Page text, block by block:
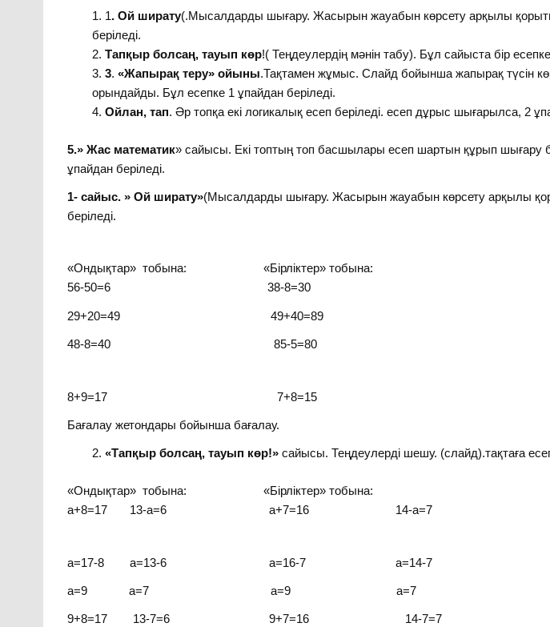
1. Ой ширату(.Мысалдарды шығару. Жасырын жауабын көрсету арқылы
беріледі.
Тапқыр болсаң, тауып көр!( Теңдеулердің мәнін табу). Бұл сайыста бір
3. «Жапырақ теру» ойыны.Тақтамен жұмыс. Слайд бойынша жапырақ түсін
орындайды. Бұл есепке 1 ұпайдан беріледі.
Ойлан, тап. Әр топқа екі логикалық есеп беріледі. есеп дұрыс шығарылса, 2
5.» Жас математик» сайысы. Екі топтың топ басшылары есеп шартын құрып шығару
ұпайдан беріледі.
1- сайыс. » Ой ширату»(Мысалдарды шығару. Жасырын жауабын көрсету арқылы
беріледі.
«Ондықтар» тобына: «Бірліктер» тобына:
56-50=6 38-8=30
29+20=49 49+40=89
48-8=40 85-5=80
8+9=17 7+8=15
Бағалау жетондары бойынша бағалау.
«Тапқыр болсаң, тауып көр!»сайысы. Теңдеулерді шешу. (слайд).тақтаға
«Ондықтар» тобына: «Бірліктер» тобына:
а+8=17 13-а=6 а+7=16 14-а=7
а=17-8 а=13-6 а=16-7 а=14-7
а=9 а=7 а=9 а=7
9+8=17 13-7=6 9+7=16 14-7=7